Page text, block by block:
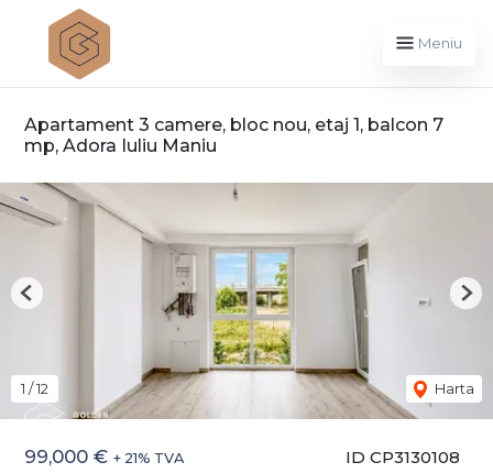
Meniu
Apartament 3 camere, bloc nou, etaj 1, balcon 7
mp, Adora Iuliu Maniu
ID CP3130108
99,000 € + 21% TVA
1 /12 Harta
Previous